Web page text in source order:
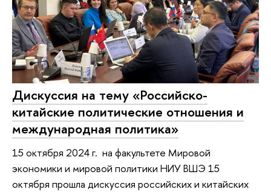
Дискуссия на тему «Российско-
китайские политические отношения и
международная политика»
15 октября 2024 г. на факультете Мировой
экономики и мировой политики НИУ ВШЭ 15
октября прошла дискуссия российских и китайских